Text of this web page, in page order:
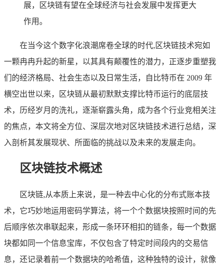
展，区块链有望在全球经济与社会发展中发挥更大
作用。
在当今这个数字化浪潮席卷全球的时代,区块链技术宛如
一颗冉冉升起的新星，以其具有颠覆性的潜力，正逐步重塑我
们的经济格局、社会生态以及日常生活，自比特币在 2009 年
横空出世以来，区块链从最初默默支撑比特币运行的底层技
术，历经岁月的洗礼，逐渐崭露头角，成为各个行业竞相关注
的焦点，本文将全方位、深层次地对区块链技术进行总结，深
入剖析其发展现状、所面临的挑战以及未来的发展走向。
区块链技术概述
区块链,从本质上来说，是一种去中心化的分布式账本技
术，它巧妙地运用密码学算法，将一个个数据块按照时间的先
后顺序依次串联起来，形成一条环环相扣的链条，每一个数据
块都如同一个信息宝库，不仅包含了特定时间段内的交易信
息，还记录着前一个数据块的哈希值，这种独特的设计，就像